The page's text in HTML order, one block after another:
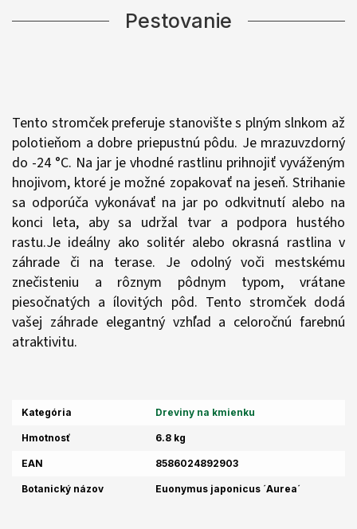
Pestovanie
Tento stromček preferuje stanovište s plným slnkom až
polotieňom a dobre priepustnú pôdu. Je mrazuvzdorný
do -24 °C. Na jar je vhodné rastlinu prihnojiť vyváženým
hnojivom, ktoré je možné zopakovať na jeseň. Strihanie
sa odporúča vykonávať na jar po odkvitnutí alebo na
konci leta, aby sa udržal tvar a podpora hustého
rastu.Je ideálny ako solitér alebo okrasná rastlina v
záhrade či na terase. Je odolný voči mestskému
znečisteniu a rôznym pôdnym typom, vrátane
piesočnatých a ílovitých pôd. Tento stromček dodá
vašej záhrade elegantný vzhľad a celoročnú farebnú
atraktivitu.
Kategória Dreviny na kmienku
Hmotnosť 6.8 kg
EAN 8586024892903
Botanický názov Euonymus japonicus ´Aurea´